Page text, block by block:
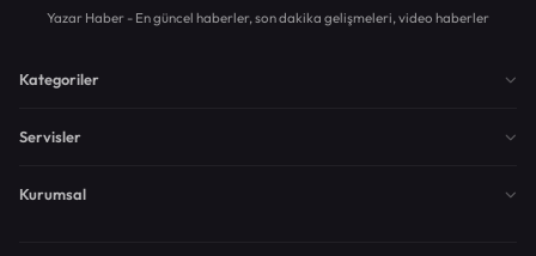
Yazar Haber - En güncel haberler, son dakika gelişmeleri, video haberler
Kategoriler
Servisler
Kurumsal